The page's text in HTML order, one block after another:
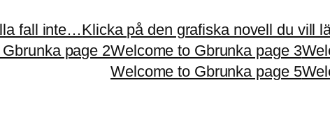
fall inte…Klicka på den grafiska novell du vill
page 2Welcome to Gbrunka page 3
Welcome to Gbrunka page 5